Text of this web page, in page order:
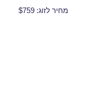
מחיר לזוג: $759